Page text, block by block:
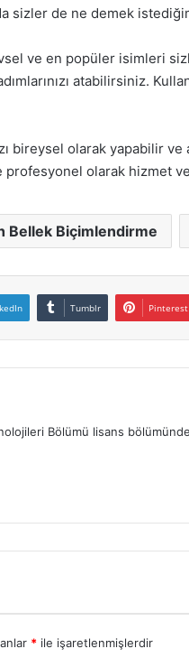
sizler de ne demek
ve en popüler isimleri
atabilirsiniz.
bireysel olarak yapabilir
olarak hizmet
Bellek Biçimlendirme
Tumblr Pinterest
Bölümü lisans
* ile işaretlenmişlerdir